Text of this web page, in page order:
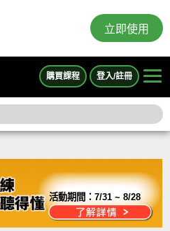
立即使用
購買課程 登入/註冊
活動期間：7/31 ~ 8/28